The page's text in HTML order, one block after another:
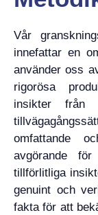
Vår
innefattar en
använder oss
rigorösa
insikter från
omfattande
avgörande
tillförlitliga
genuint och
fakta för att